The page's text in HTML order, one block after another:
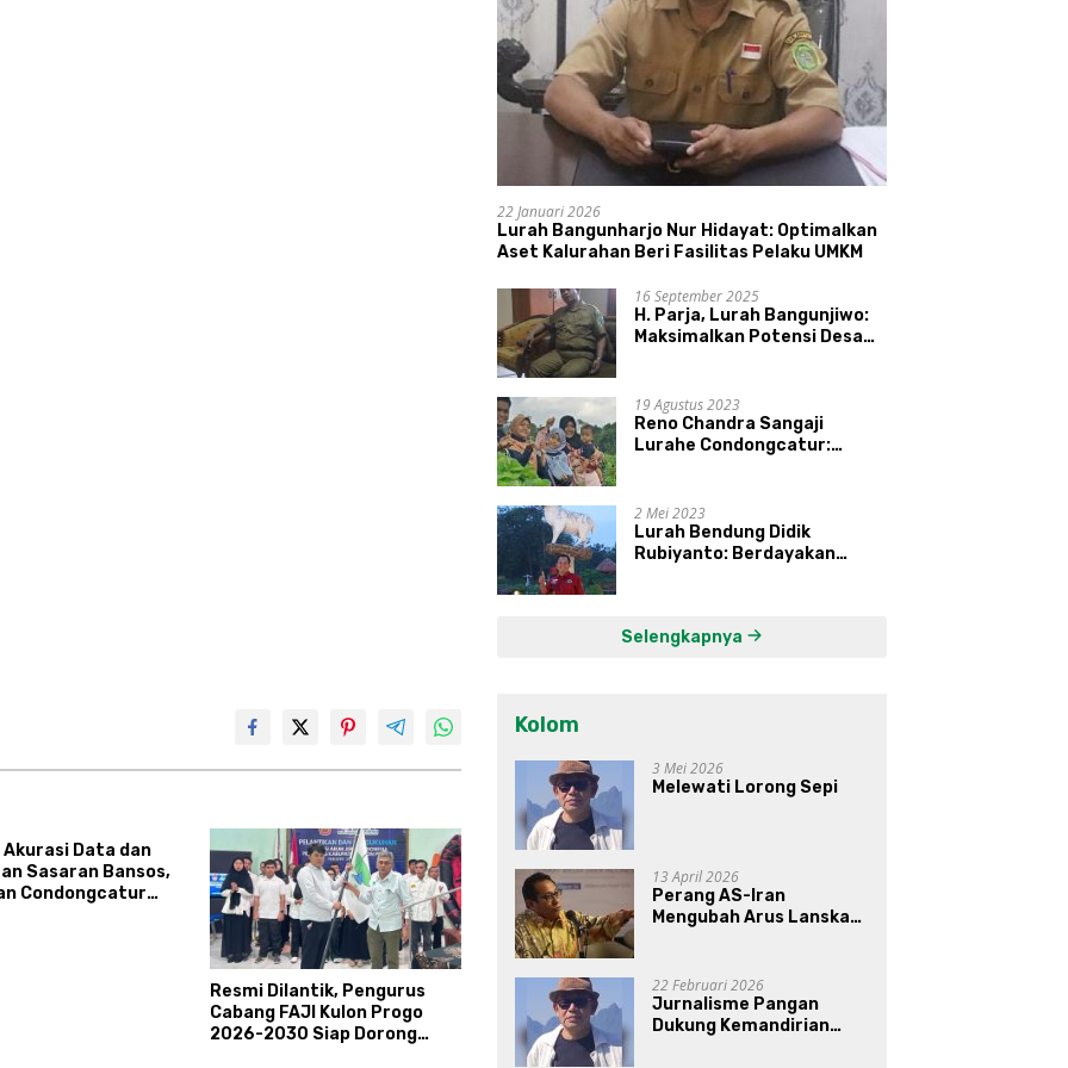
Data dan
Sasaran Bansos,
Condongcatur
Resmi Dilantik, Pengurus
Cabang FAJI Kulon Progo
2026-2030 Siap Dorong
22 Januari 2026
Lurah Bangunharjo Nur Hidayat: Optimalkan
Aset Kalurahan Beri Fasilitas Pelaku UMKM
16 September 2025
H. Parja, Lurah Bangunjiwo:
Maksimalkan Potensi Desa
19 Agustus 2023
Reno Chandra Sangaji
Lurahe Condongcatur:
Masyarakat, dan Syukuri
Hasil
2 Mei 2023
Lurah Bendung Didik
Rubiyanto: Berdayakan
Selengkapnya
Kolom
3 Mei 2026
Melewati Lorong Sepi
13 April 2026
Perang AS-Iran
Mengubah Arus Lanskap
Prabowo-Gibran?
22 Februari 2026
Jurnalisme Pangan
Dukung Kemandirian